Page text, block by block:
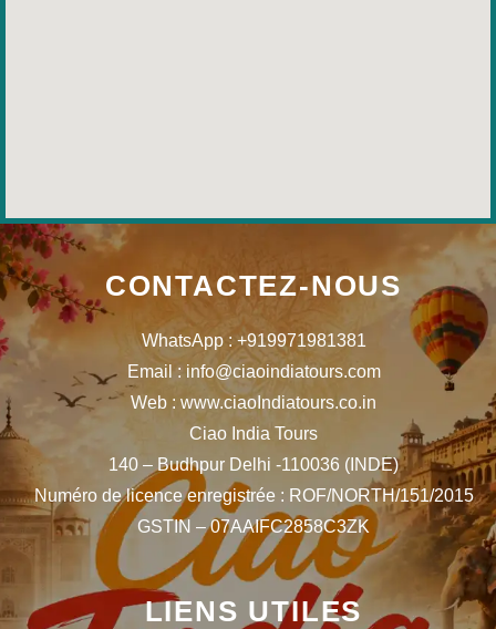
CONTACTEZ-NOUS
WhatsApp : +919971981381
Email : info@ciaoindiatours.com
Web : www.ciaoIndiatours.co.in
Ciao India Tours
140 – Budhpur Delhi -110036 (INDE)
Numéro de licence enregistrée : ROF/NORTH/151/2015
GSTIN – 07AAIFC2858C3ZK
LIENS UTILES